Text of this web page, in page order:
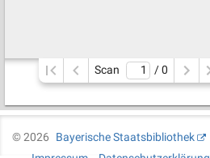
Scan / 0
©2026
Bayerische Staatsbibliothek